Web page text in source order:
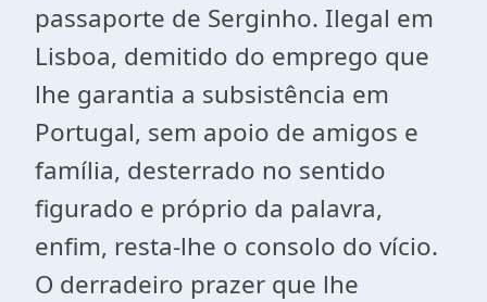
passaporte de Serginho. Ilegal em
Lisboa, demitido do emprego que
lhe garantia a subsistência em
Portugal, sem apoio de amigos e
família, desterrado no sentido
figurado e próprio da palavra,
enfim, resta-lhe o consolo do vício.
O derradeiro prazer que lhe